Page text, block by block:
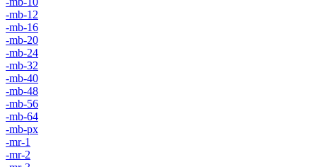
-mb-12
-mb-16
-mb-20
-mb-24
-mb-32
-mb-40
-mb-48
-mb-56
-mb-64
-mb-px
-mr-1
-mr-2